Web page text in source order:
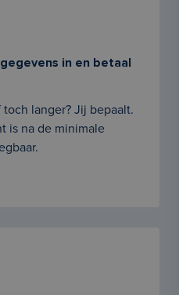
in en betaal
langer? Jij bepaalt.
is na de minimale